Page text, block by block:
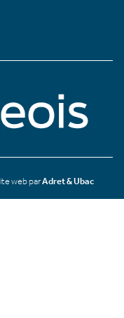
web parAdret & Ubac